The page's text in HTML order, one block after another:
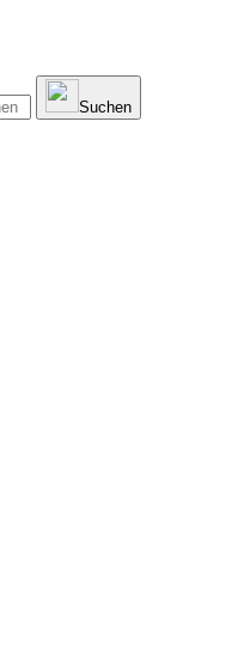
Suchen